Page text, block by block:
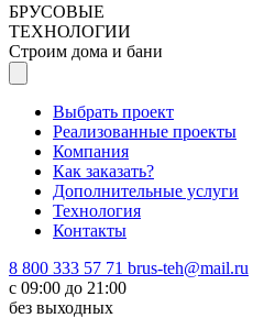
БРУСОВЫЕ
ТЕХНОЛОГИИ
Строим дома и бани
Выбрать проект
Реализованные проекты
Компания
Как заказать?
Дополнительные услуги
Технология
Контакты
8 800 333 57 71 brus-teh@mail.ru
с 09:00 до 21:00
без выходных